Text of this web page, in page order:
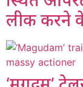
लीक करने